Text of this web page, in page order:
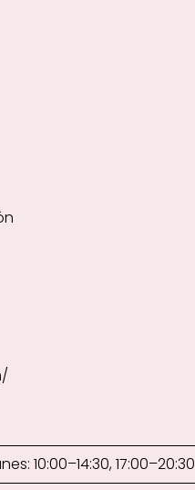
10:00–14:30, 17:00–20:30